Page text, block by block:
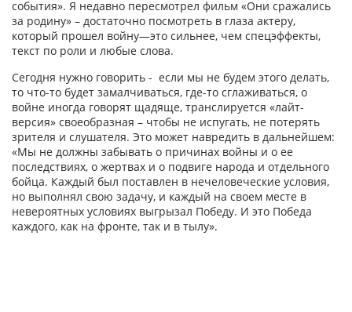
события». Я недавно пересмотрел фильм «Они сражались
за родину» – достаточно посмотреть в глаза актеру,
который прошел войну—это сильнее, чем спецэффекты,
текст по роли и любые слова.
Сегодня нужно говорить - если мы не будем этого делать,
то что-то будет замалчиваться, где-то сглаживаться, о
войне иногда говорят щадяще, транслируется «лайт-
версия» своеобразная – чтобы не испугать, не потерять
зрителя и слушателя. Это может навредить в дальнейшем:
«Мы не должны забывать о причинах войны и о ее
последствиях, о жертвах и о подвиге народа и отдельного
бойца. Каждый был поставлен в нечеловеческие условия,
но выполнял свою задачу, и каждый на своем месте в
невероятных условиях выгрызал Победу. И это Победа
каждого, как на фронте, так и в тылу».